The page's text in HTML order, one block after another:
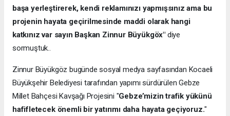
başa yerleştirerek, kendi reklamınızı yapmışsınız ama bu
projenin hayata geçirilmesinde maddi olarak hangi
katkınız var sayın Başkan Zinnur Büyükgöx" diye
sormuştuk..
Zinnur Büyükgöz bugünde sosyal medya sayfasından Kocaeli
Büyükşehir Belediyesi tarafından yapımı sürdürülen Gebze
Millet Bahçesi Kavşağı Projesini "Gebze’mizin trafik yükünü
hafifletecek önemli bir yatırımı daha hayata geçiyoruz."